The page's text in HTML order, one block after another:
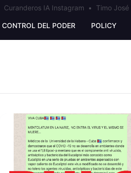
Curanderos IA Instagram • Timo José
CONTROL DEL PODER POLICY